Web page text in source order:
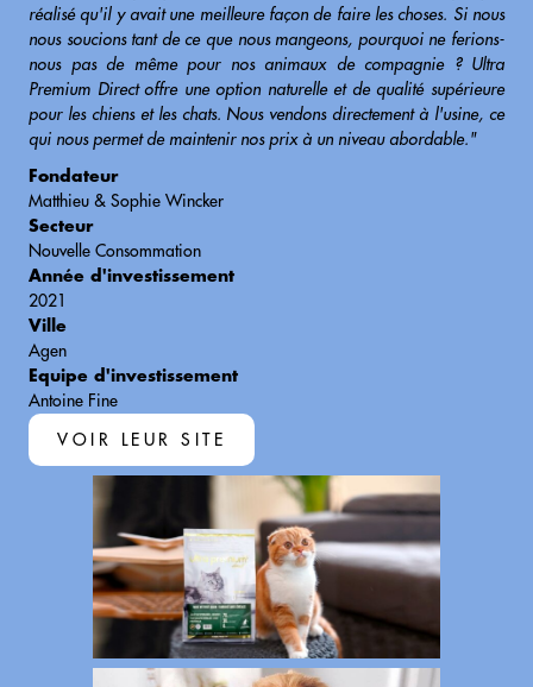
réalisé qu'il y avait une meilleure façon de faire les choses. Si nous
nous soucions tant de ce que nous mangeons, pourquoi ne ferions-
nous pas de même pour nos animaux de compagnie ? Ultra
Premium Direct offre une option naturelle et de qualité supérieure
pour les chiens et les chats. Nous vendons directement à l'usine, ce
qui nous permet de maintenir nos prix à un niveau abordable."
Fondateur
Matthieu & Sophie Wincker
Secteur
Nouvelle Consommation
Année d'investissement
2021
Ville
Agen
Equipe d'investissement
Antoine Fine
VOIR LEUR SITE